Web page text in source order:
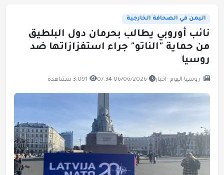
اليمن في الصحافة الخارجية
نائب أوروبي يطالب بحرمان دول البلطيق
من حماية "الناتو" جراء استفزازاتها ضد
روسيا
روسيا اليوم- اخبار 06/06/2026 07:34 3,091 مشاهدة